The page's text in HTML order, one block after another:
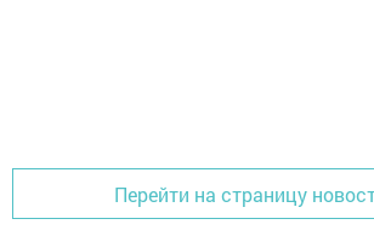
Перейти на страницу